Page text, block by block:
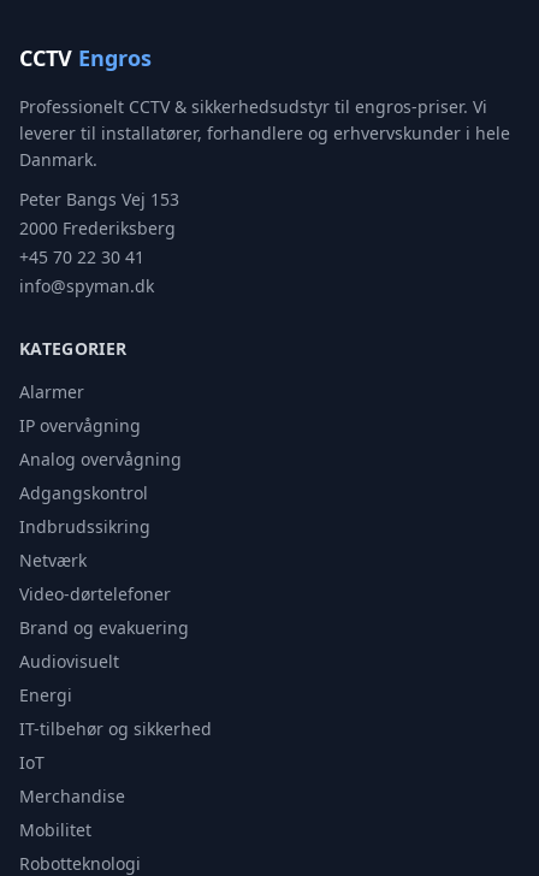
CCTV Engros
Professionelt CCTV & sikkerhedsudstyr til engros-priser. Vi
leverer til installatører, forhandlere og erhvervskunder i hele
Danmark.
Peter Bangs Vej 153
2000 Frederiksberg
+45 70 22 30 41
info@spyman.dk
KATEGORIER
Alarmer
IP overvågning
Analog overvågning
Adgangskontrol
Indbrudssikring
Netværk
Video-dørtelefoner
Brand og evakuering
Audiovisuelt
Energi
IT-tilbehør og sikkerhed
IoT
Merchandise
Mobilitet
Robotteknologi